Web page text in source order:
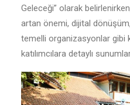
Geleceği” olarak
artan önemi, dijital
temelli organizasyonlar gibi
katılımcılara detaylı